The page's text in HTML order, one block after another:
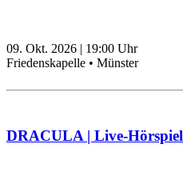
09. Okt. 2026 | 19:00 Uhr
Friedenskapelle • Münster
DRACULA | Live-Hörspiel